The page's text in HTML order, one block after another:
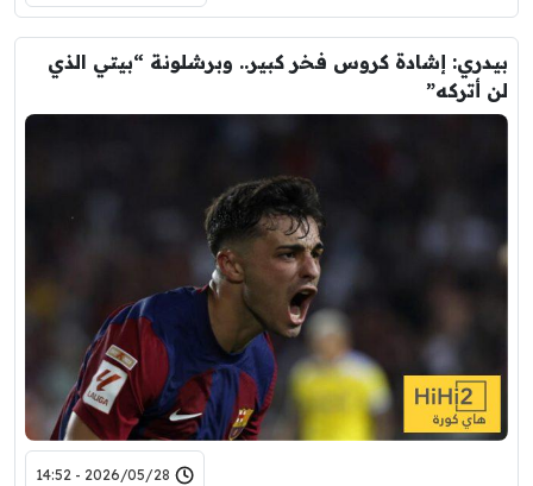
بيدري: إشادة كروس فخر كبير.. وبرشلونة “بيتي الذي
لن أتركه”
2026/05/28 - 14:52